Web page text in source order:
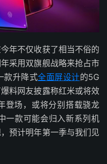
年不仅收获了相当不俗的
采用双旗舰战略来抢占市
款升降式全面屏设计的5G
料网友披露称红米或将效
登场，或将分别搭载骁龙
一款可能会归入新系列机
预计明年第一季与我们见